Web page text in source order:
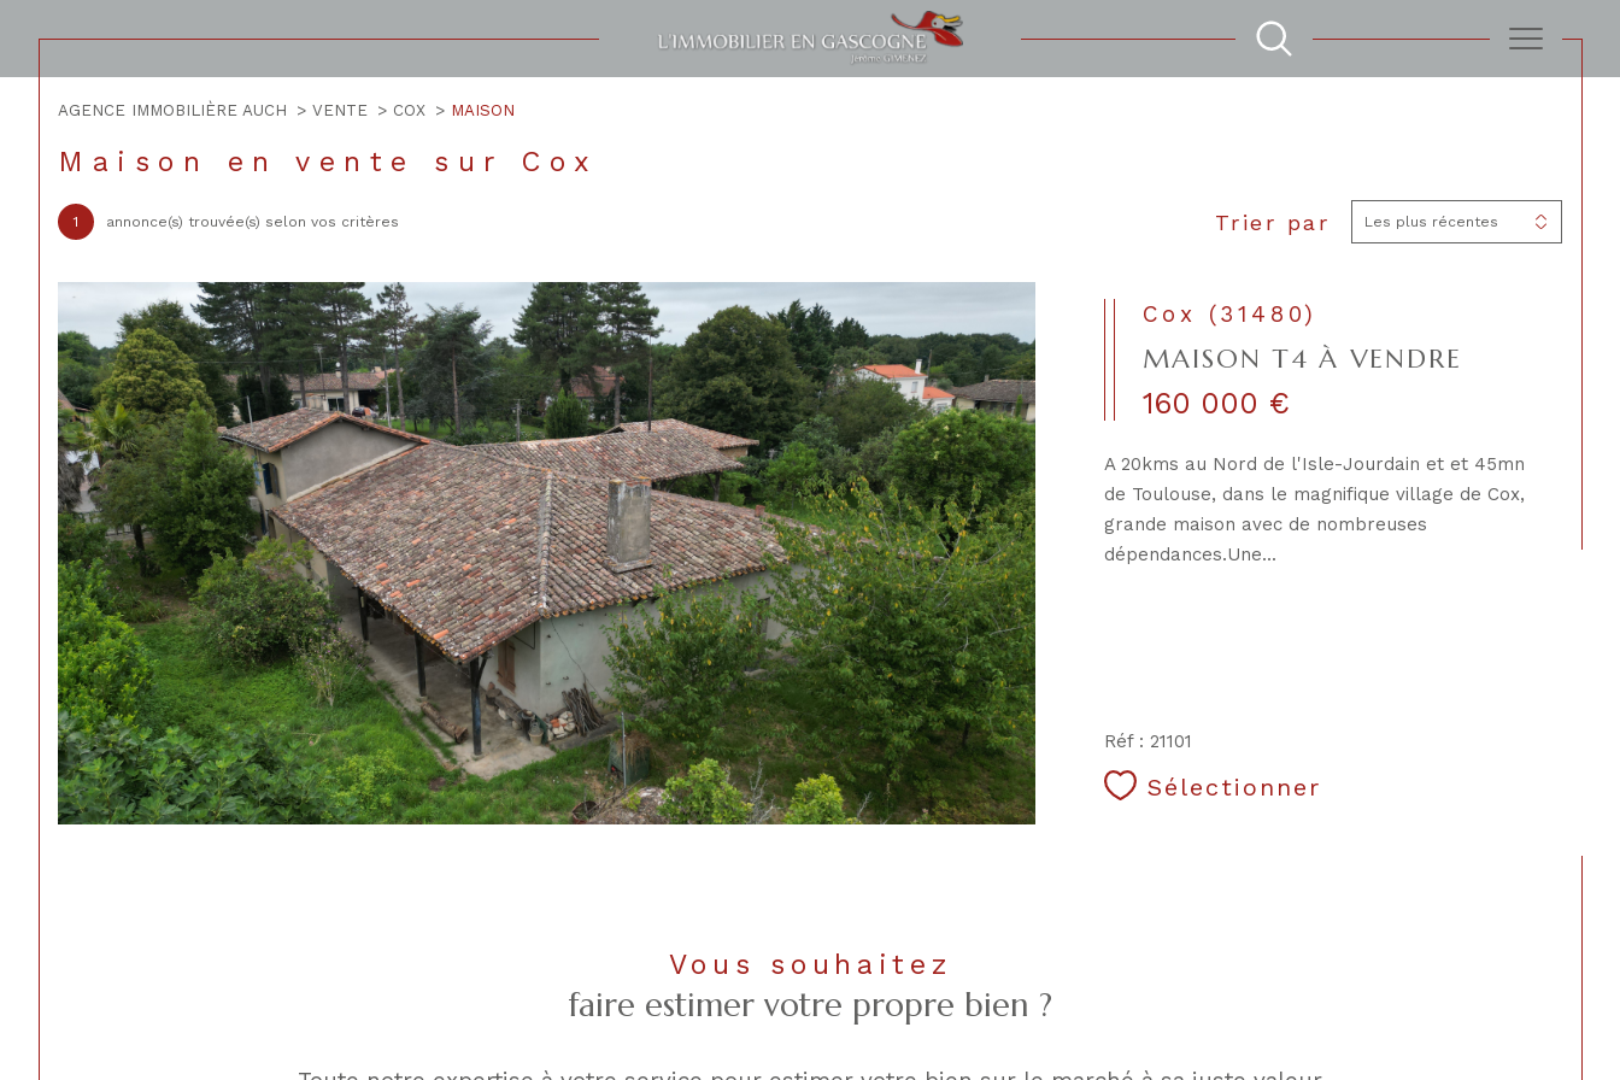
de l'ancien
de l'ancien
TYPE DE BIEN Filtrer
Voir les1annonces
Maison 31480 - Cox
AGENCE IMMOBILIÈRE AUCH VENTE COX MAISON
Maison en vente sur Cox
1 annonce(s) trouvée(s) selon vos critères Trier par Les plus récentes
Cox (31480)
MAISON T4 À VENDRE
160 000 €
A 20kms au Nord de l'Isle-Jourdain et et 45mn
de Toulouse, dans le magnifique village de Cox,
grande maison avec de nombreuses
dépendances.Une...
Réf : 21101
Sélectionner
Vous souhaitez
faire estimer votre propre bien ?